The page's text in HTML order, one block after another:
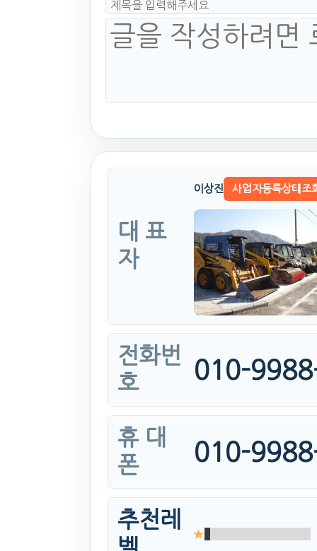
대 표
자
이상진 사업자등록상태조
전화번
호
010-
휴 대
폰
010-
추천레